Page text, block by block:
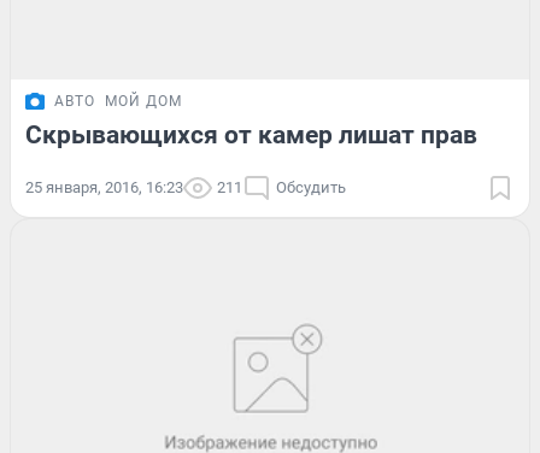
АВТО МОЙ ДОМ
Скрывающихся от камер лишат прав
25 января, 2016, 16:23 211 Обсудить